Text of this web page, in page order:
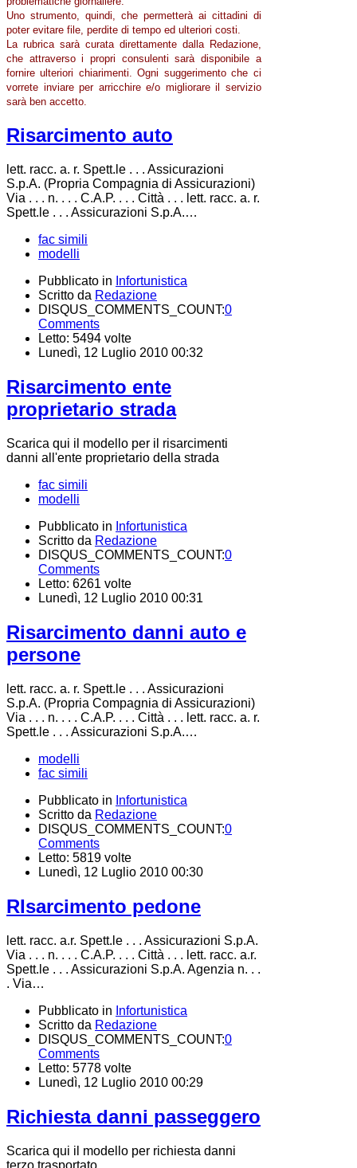
Uno strumento, quindi, che permetterà ai cittadini di
poter evitare file, perdite di tempo ed ulteriori costi.
La rubrica sarà curata direttamente dalla Redazione,
che attraverso i propri consulenti sarà disponibile a
fornire ulteriori chiarimenti. Ogni suggerimento che ci
vorrete inviare per arricchire e/o migliorare il servizio
sarà ben accetto.
Risarcimento auto
lett. racc. a. r. Spett.le . . . Assicurazioni
S.p.A. (Propria Compagnia di Assicurazioni)
Via . . . n. . . . C.A.P. . . . Città . . . lett. racc. a. r.
Spett.le . . . Assicurazioni S.p.A.…
fac simili
modelli
Pubblicato in Infortunistica
Scritto da Redazione
DISQUS_COMMENTS_COUNT:0
Comments
Letto: 5494 volte
Lunedì, 12 Luglio 2010 00:32
Risarcimento ente
proprietario strada
Scarica qui il modello per il risarcimenti
danni all'ente proprietario della strada
fac simili
modelli
Pubblicato in Infortunistica
Scritto da Redazione
DISQUS_COMMENTS_COUNT:0
Comments
Letto: 6261 volte
Lunedì, 12 Luglio 2010 00:31
Risarcimento danni auto e
persone
lett. racc. a. r. Spett.le . . . Assicurazioni
S.p.A. (Propria Compagnia di Assicurazioni)
Via . . . n. . . . C.A.P. . . . Città . . . lett. racc. a. r.
Spett.le . . . Assicurazioni S.p.A.…
modelli
fac simili
Pubblicato in Infortunistica
Scritto da Redazione
DISQUS_COMMENTS_COUNT:0
Comments
Letto: 5819 volte
Lunedì, 12 Luglio 2010 00:30
RIsarcimento pedone
lett. racc. a.r. Spett.le . . . Assicurazioni S.p.A.
Via . . . n. . . . C.A.P. . . . Città . . . lett. racc. a.r.
Spett.le . . . Assicurazioni S.p.A. Agenzia n. . .
. Via…
Pubblicato in Infortunistica
Scritto da Redazione
DISQUS_COMMENTS_COUNT:0
Comments
Letto: 5778 volte
Lunedì, 12 Luglio 2010 00:29
Richiesta danni passeggero
Scarica qui il modello per richiesta danni
terzo trasportato